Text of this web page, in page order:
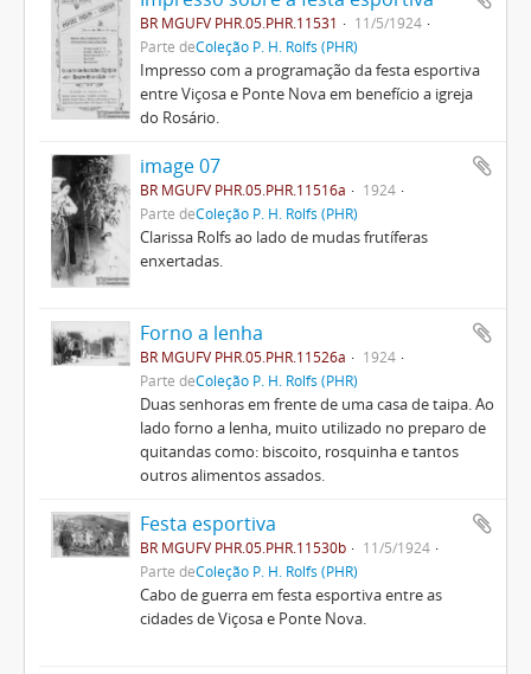
BR MGUFV PHR.05.PHR.11531
11/5/1924
Parte deColeção P. H. Rolfs (PHR)
Impresso com a programação da festa esportiva
entre Viçosa e Ponte Nova em benefício a igreja
do Rosário.
image 07
BR MGUFV PHR.05.PHR.11516a
1924
Parte deColeção P. H. Rolfs (PHR)
Clarissa Rolfs ao lado de mudas frutíferas
enxertadas.
Forno a lenha
BR MGUFV PHR.05.PHR.11526a
1924
Parte deColeção P. H. Rolfs (PHR)
Duas senhoras em frente de uma casa de taipa. Ao
lado forno a lenha, muito utilizado no preparo de
quitandas como: biscoito, rosquinha e tantos
outros alimentos assados.
Festa esportiva
BR MGUFV PHR.05.PHR.11530b
11/5/1924
Parte deColeção P. H. Rolfs (PHR)
Cabo de guerra em festa esportiva entre as
cidades de Viçosa e Ponte Nova.